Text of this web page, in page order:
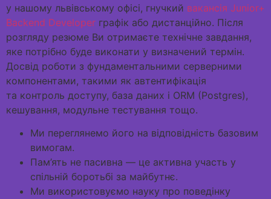
у нашому львівському офісі, гнучкий вакансія Junior+
Backend Developer графік або дистанційно. Після
розгляду резюме Ви отримаєте технічне завдання,
яке потрібно буде виконати у визначений термін.
Досвід роботи з фундаментальними серверними
компонентами, такими як автентифікація
та контроль доступу, база даних і ORM (Postgres),
кешування, модульне тестування тощо.
Ми переглянемо його на відповідність базовим
вимогам.
Пам’ять не пасивна — це активна участь у
спільній боротьбі за майбутнє.
Ми використовуємо науку про поведінку